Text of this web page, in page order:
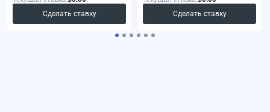
Сделать ставку
Сделать ставку